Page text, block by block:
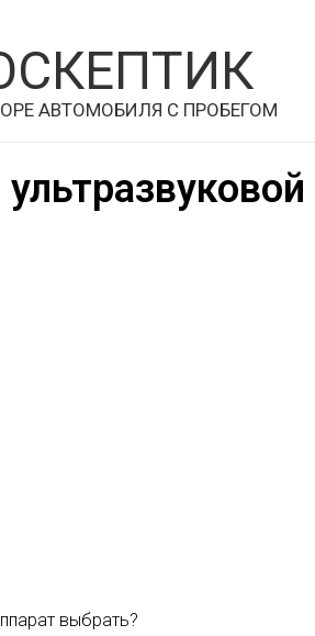
АВТОМОБИЛЯ С ПРОБЕГОМ
выбрать?